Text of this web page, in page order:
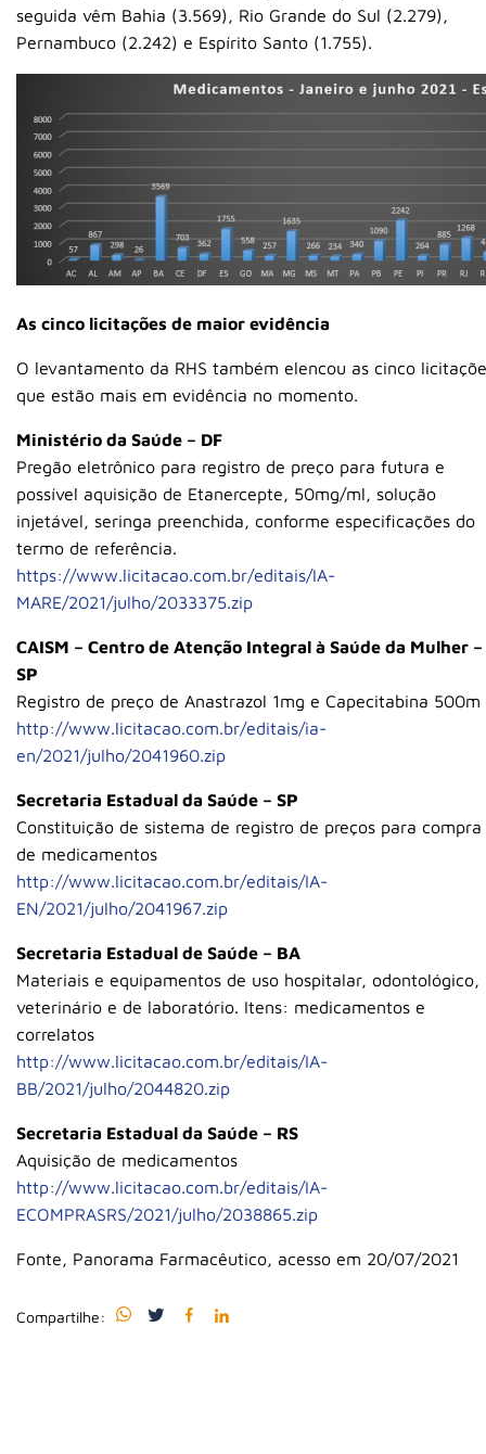
seguida vêm Bahia (3.569), Rio Grande do Sul (2.279),
Pernambuco (2.242) e Espírito Santo (1.755).
As cinco licitações de maior evidência
O levantamento da RHS também elencou as cinco
que estão mais em evidência no momento.
Ministério da Saúde – DF
Pregão eletrônico para registro de preço para futura e
possível aquisição de Etanercepte, 50mg/ml, solução
injetável, seringa preenchida, conforme especificações do
termo de referência.
https://www.licitacao.com.br/editais/IA-
MARE/2021/julho/2033375.zip
CAISM – Centro de Atenção Integral à Saúde da Mulher –
SP
Registro de preço de Anastrazol 1mg e Capecitabina 500m
http://www.licitacao.com.br/editais/ia-
en/2021/julho/2041960.zip
Secretaria Estadual da Saúde – SP
Constituição de sistema de registro de preços para compra
de medicamentos
http://www.licitacao.com.br/editais/IA-
EN/2021/julho/2041967.zip
Secretaria Estadual de Saúde – BA
Materiais e equipamentos de uso hospitalar, odontológico,
veterinário e de laboratório. Itens: medicamentos e
correlatos
http://www.licitacao.com.br/editais/IA-
BB/2021/julho/2044820.zip
Secretaria Estadual da Saúde – RS
Aquisição de medicamentos
http://www.licitacao.com.br/editais/IA-
ECOMPRASRS/2021/julho/2038865.zip
Fonte, Panorama Farmacêutico, acesso em 20/07/2021
Compartilhe: